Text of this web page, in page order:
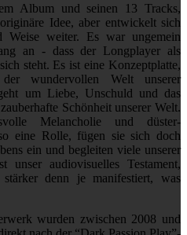
Album und seinen 13 Tracks,
Idee, aber entwickelt sich
Weise weiter. Es war ungemein
an - dass der Longplayer als
steht. Es ist eine Konzeptplatte,
wundervollen Welt unserer
um Liebe, Unschuld und das
Schönheit unserer Welt.
Melancholie und düster-
eine Rolle, fügen sie sich doch
ein und begleiten viele unserer
unser audiovisuelles Testament,
stärker denn je manifestiert, was
wurden zwischen 2008 und